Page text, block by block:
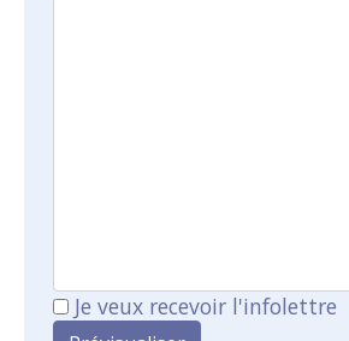
Je veux recevoir l'infolettre